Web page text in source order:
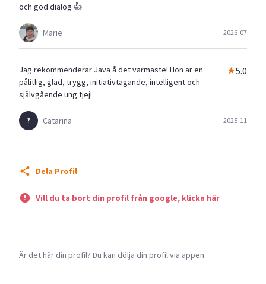
och god dialog 👍
Marie 2026-07
Jag rekommenderar Java å det varmaste! Hon är en
pålitlig, glad, trygg, initiativtagande, intelligent och
självgående ung tjej!
5.0
Catarina 2025-11
Dela Profil
Vill du ta bort din profil från google, klicka här
Är det här din profil? Du kan dölja din profil via appen